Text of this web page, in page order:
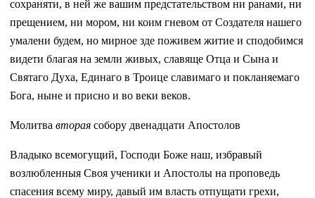
сохраняти, в ней же вашим предстательством ни ранами, ни
прещением, ни мором, ни коим гневом от Создателя нашего
умалени будем, но мирное зде поживем житие и сподобимся
видети благая на земли живых, славяще Отца и Сына и
Святаго Духа, Единаго в Троице славимаго и покланяемаго
Бога, ныне и присно и во веки веков.
Молитва вторая собору двенадцати Апостолов
Владыко всемогущий, Господи Боже наш, избравый
возлюбленныя Своя ученики и Апостолы на проповедь
спасения всему миру, давый им власть отпущати грехи,